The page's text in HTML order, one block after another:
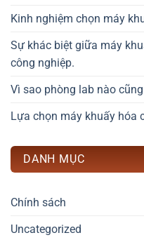
Kinh nghiệm chọn máy
Sự khác biệt giữa máy
công nghiệp.
Vì sao phòng lab nào
Lựa chọn máy khuấy hóa
DANH MỤC
Chính sách
Uncategorized